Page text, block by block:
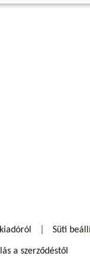
Süti
a szerződéstől